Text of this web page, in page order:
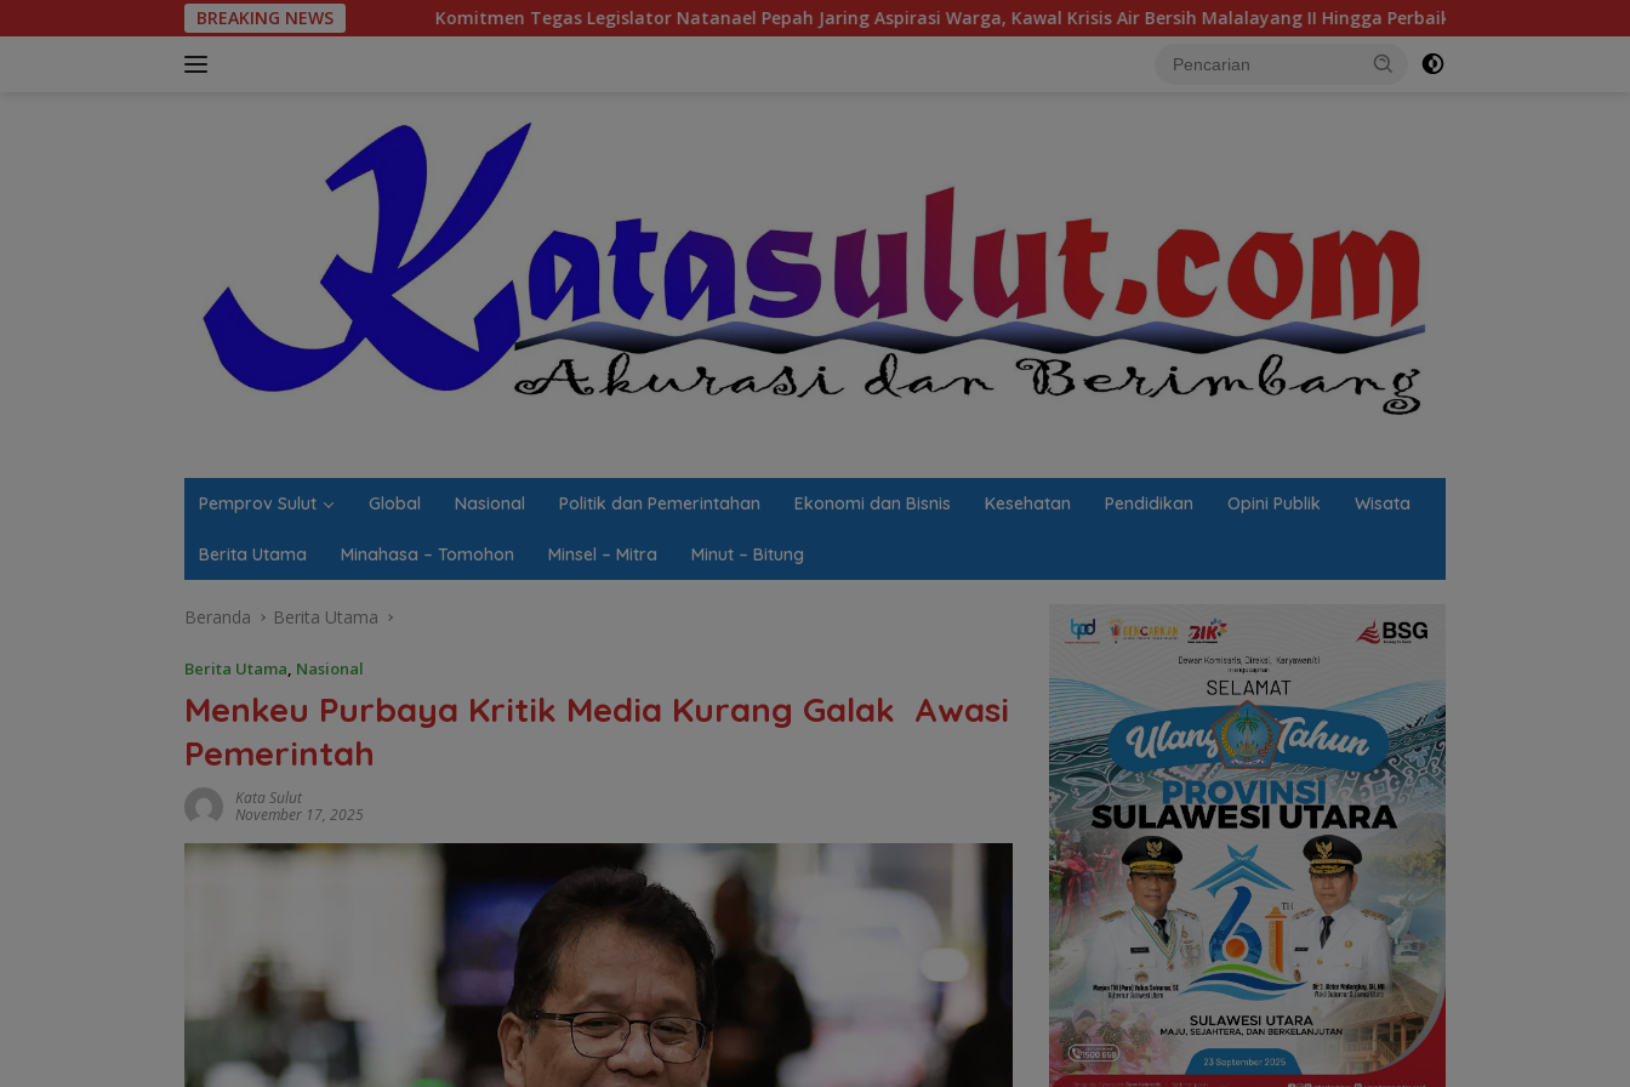
ke
BREAKING NEWS
Komitmen Tegas Legislator Natanael Pepah Jaring Aspirasi Warga, Kawal Krisis Air Bersih Malalayang II Hingga Perbaikan Infrastruktur
Pemprov Sulut Global Nasional Politik dan Pemerintahan Ekonomi dan Bisnis Kesehatan Pendidikan Opini Publik Wisata
Berita Utama Minahasa – Tomohon Minsel – Mitra Minut – Bitung
Beranda Berita Utama
Berita Utama, Nasional
Menkeu Purbaya Kritik Media Kurang Galak Awasi
Pemerintah
Kata Sulut
November 17, 2025